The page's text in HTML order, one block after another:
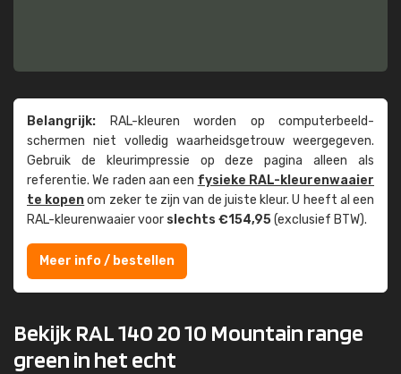
Belangrijk: RAL-kleuren worden op computer­beeld­
schermen niet volledig waarheids­­getrouw weer­gegeven.
Gebruik de kleur­impressie op deze pagina alleen als
referentie. We raden aan een fysieke RAL-kleuren­waaier
te kopenom zeker te zijn van de juiste kleur. U heeft al een
RAL-kleuren­waaier voor slechts €154,95(exclusief BTW).
Meer info / bestellen
Bekijk RAL 140 20 10 Mountain range
green in het echt